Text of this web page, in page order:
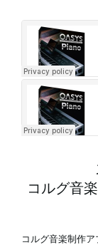
コルグ音
コルグ音楽制作